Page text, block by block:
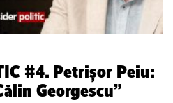
#4. Petrișor Peiu:
Georgescu”